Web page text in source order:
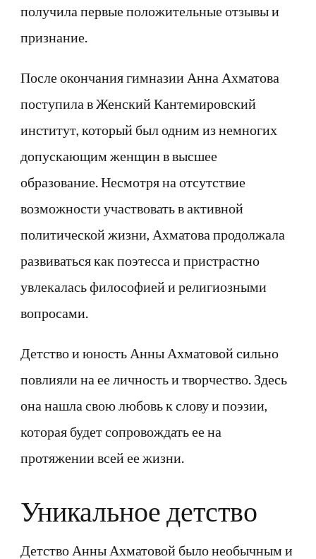
получила первые положительные отзывы и
признание.
После окончания гимназии Анна Ахматова
поступила в Женский Кантемировский
институт, который был одним из немногих
допускающим женщин в высшее
образование. Несмотря на отсутствие
возможности участвовать в активной
политической жизни, Ахматова продолжала
развиваться как поэтесса и пристрастно
увлекалась философией и религиозными
вопросами.
Детство и юность Анны Ахматовой сильно
повлияли на ее личность и творчество. Здесь
она нашла свою любовь к слову и поэзии,
которая будет сопровождать ее на
протяжении всей ее жизни.
Уникальное детство
Детство Анны Ахматовой было необычным и